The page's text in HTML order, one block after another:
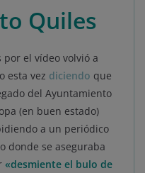
Quiles
por el vídeo volvió a
esta vez diciendo que
del Ayuntamiento
(en buen estado)
a un periódico
donde se aseguraba
«desmiente el bulo de